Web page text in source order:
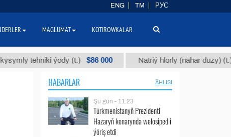
tehniki ýody (t.) $86 000 Natriý hlorly (nahar duzy) (t.) $40
HABARLAR ÄHLISI
Şu gün - 11:23
Türkmenistanyň Prezidenti
Hazaryň kenarynda welosipedli
ýöriş etdi
ENG TM РУС
MAGLUMAT KOTIROWKALAR